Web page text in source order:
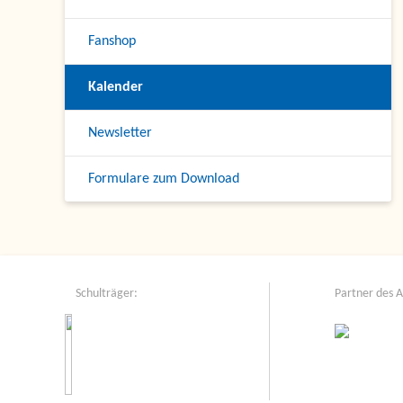
Fanshop
Kalender
Newsletter
Formulare zum Download
Schulträger: Partner des